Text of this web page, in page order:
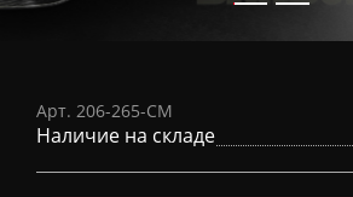
Арт. 206-265-CM
Наличие на складе